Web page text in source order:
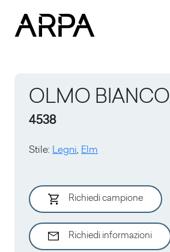
OLMO BIANCO
4538
Stile: Legni, Elm
Richiedi campione
Richiedi informazioni